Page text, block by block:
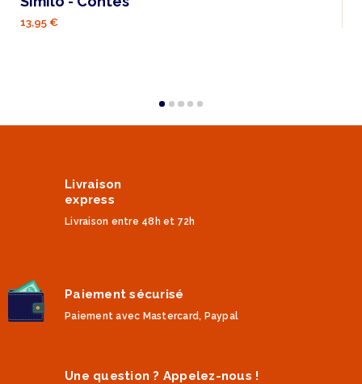
13,95 €
Livraison
express
Livraison entre 48h et 72h
Paiement sécurisé
Paiement avec Mastercard, Paypal
Une question ? Appelez-nous !